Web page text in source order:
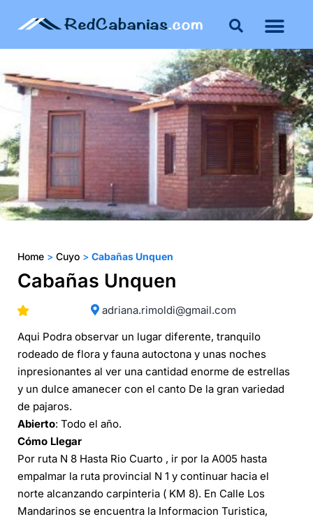
Home > Cuyo > Cabañas Unquen
Cabañas Unquen
adriana.rimoldi@gmail.com
Aqui Podra observar un lugar diferente, tranquilo
rodeado de flora y fauna autoctona y unas noches
inpresionantes al ver una cantidad enorme de estrellas
y un dulce amanecer con el canto De la gran variedad
de pajaros.
Abierto: Todo el año.
Cómo Llegar
Por ruta N 8 Hasta Rio Cuarto , ir por la A005 hasta
empalmar la ruta provincial N 1 y continuar hacia el
norte alcanzando carpinteria ( KM 8). En Calle Los
Mandarinos se encuentra la Informacion Turistica,